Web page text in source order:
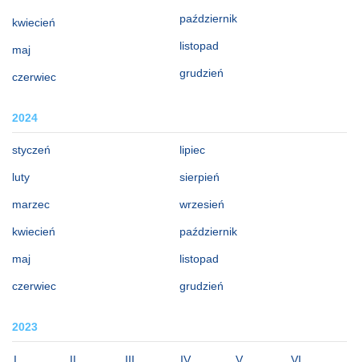
kwiecień
maj
czerwiec
październik
listopad
grudzień
2024
styczeń
luty
marzec
kwiecień
maj
czerwiec
lipiec
sierpień
wrzesień
październik
listopad
grudzień
2023